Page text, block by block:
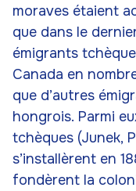
moraves étaient
que dans le
émigrants
Canada en
que d’autres
hongrois. Parmi
tchèques (Junek,
s’installèrent en
fondèrent la